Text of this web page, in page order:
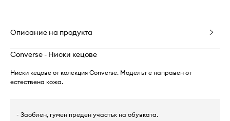
Описание на продукта
Converse - Ниски кецове
Ниски кецове от колекция Converse. Моделът е направен от
естествена кожа.
- Заоблен, гумен преден участък на обувката.